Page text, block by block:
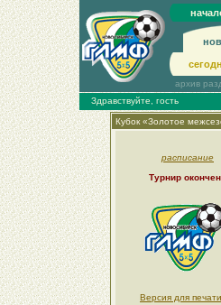
архив
Здравствуйте, гость
Кубок «Золотое
расписание
Турнир окончен
Версия для